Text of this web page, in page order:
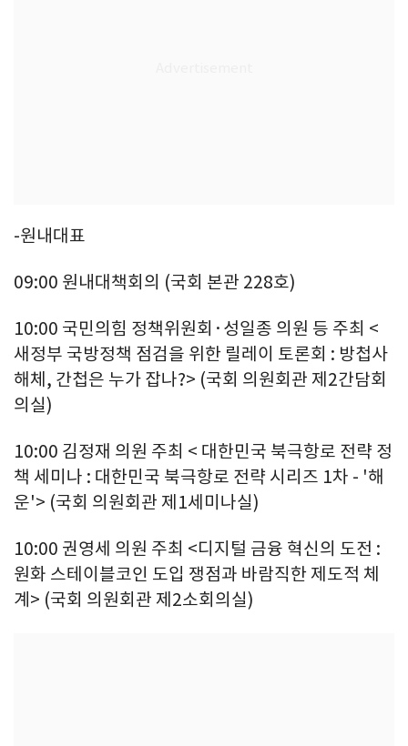
-원내대표
09:00 원내대책회의 (국회 본관 228호)
10:00 국민의힘 정책위원회·성일종 의원 등 주최 <
새정부 국방정책 점검을 위한 릴레이 토론회 : 방첩사
해체, 간첩은 누가 잡나?> (국회 의원회관 제2간담회
의실)
10:00 김정재 의원 주최 < 대한민국 북극항로 전략 정
책 세미나 : 대한민국 북극항로 전략 시리즈 1차 - '해
운'> (국회 의원회관 제1세미나실)
10:00 권영세 의원 주최 <디지털 금융 혁신의 도전 :
원화 스테이블코인 도입 쟁점과 바람직한 제도적 체
계> (국회 의원회관 제2소회의실)